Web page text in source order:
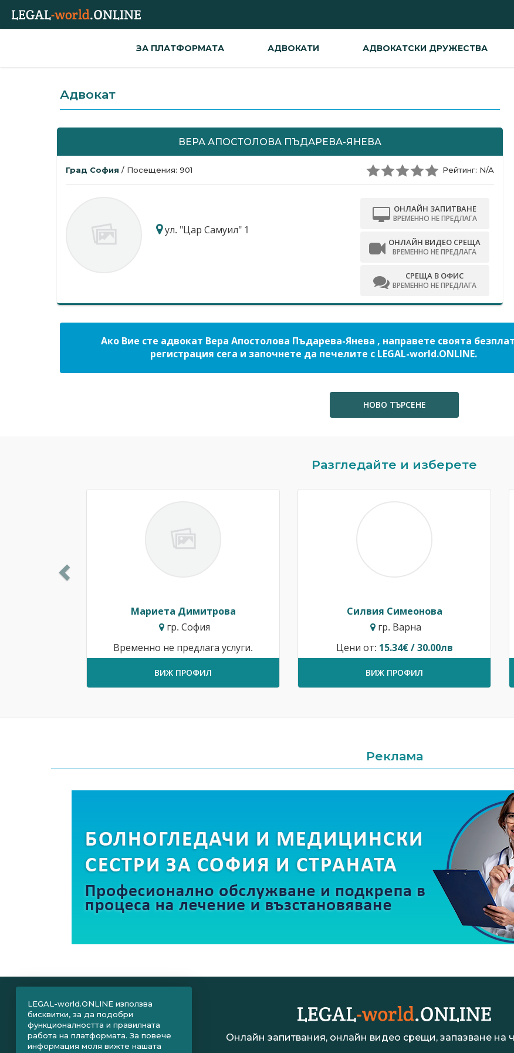
ЗА ПЛАТФОРМАТА АДВОКАТИ АДВОКАТСКИ ДРУЖЕСТВА
Адвокат
ВЕРА АПОСТОЛОВА ПЪДАРЕВА-ЯНЕВА
Град София / Посещения: 901 Рейтинг: N/A
ул. "Цар Самуил" 1
ОНЛАЙН ЗАПИТВАНЕ
ВРЕМЕННО НЕ ПРЕДЛАГА
ОНЛАЙН ВИДЕО СРЕЩА
ВРЕМЕННО НЕ ПРЕДЛАГА
СРЕЩА В ОФИС
ВРЕМЕННО НЕ ПРЕДЛАГА
Ако Вие сте адвокат Вера Апостолова Пъдарева-Янева , направете своята
регистрация сега и започнете да печелите с LEGAL-world.ONLINE.
НОВО ТЪРСЕНЕ
Разгледайте и изберете
Мариета Димитрова
гр. София
Временно не предлага услуги.
ВИЖ ПРОФИЛ
Силвия Симеонова
гр. Варна
Цени от: 15.34€ / 30.00лв
ВИЖ ПРОФИЛ
Реклама
Онлайн запитвания, онлайн видео срещи, запазване на
LEGAL-world.ONLINE използва
бисквитки, за да подобри
функционалността и правилната
работа на платформата. За повече
информация моля вижте нашата